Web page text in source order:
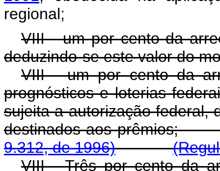
regional;
VIII - um por cento da
deduzindo-se este valor do
VIII - um por cento da
prognósticos e loterias
sujeita a autorização federal,
destinados aos
9.312, de 1996)
VIII - Três por cento da